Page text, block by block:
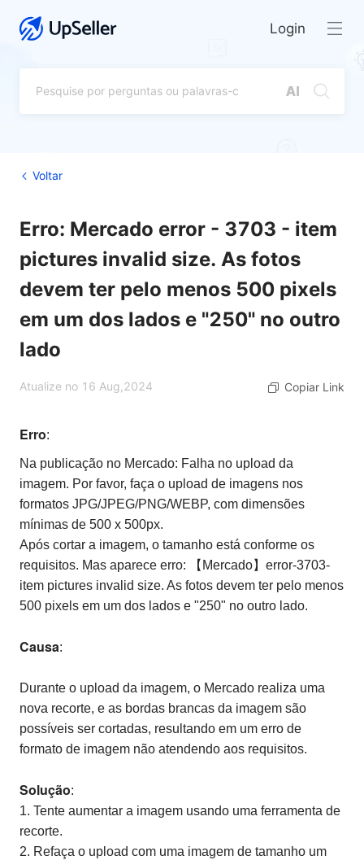
Login
Voltar
Erro: Mercado error - 3703 - item
pictures invalid size. As fotos
devem ter pelo menos 500 pixels
em um dos lados e "250" no outro
lado
Atualize no 16 Aug,2024 Copiar Link
Erro:
Na publicação no Mercado: Falha no upload da
imagem. Por favor, faça o upload de imagens nos
formatos JPG/JPEG/PNG/WEBP, com dimensões
mínimas de 500 x 500px.
Após cortar a imagem, o tamanho está conforme os
requisitos. Mas aparece erro: 【Mercado】error-3703-
item pictures invalid size. As fotos devem ter pelo menos
500 pixels em um dos lados e "250" no outro lado.
Causa:
Durante o upload da imagem, o Mercado realiza uma
nova recorte, e as bordas brancas da imagem são
possíveis ser cortadas, resultando em um erro de
formato de imagem não atendendo aos requisitos.
Solução:
1. Tente aumentar a imagem usando uma ferramenta de
recorte.
2. Refaça o upload com uma imagem de tamanho um